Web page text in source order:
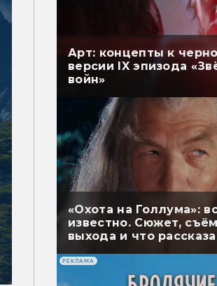
Арт: концепты к
версии IX эпизода
войн»
«Охота на Голлума»:
известно. Сюжет,
выхода и что
РЕКЛАМА